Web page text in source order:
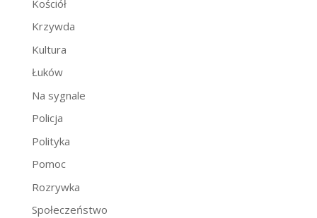
Kościół
Krzywda
Kultura
Łuków
Na sygnale
Policja
Polityka
Pomoc
Rozrywka
Społeczeństwo